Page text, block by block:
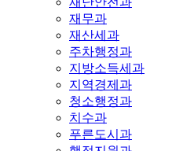
재무과
재산세과
주차행정과
지방소득세과
지역경제과
청소행정과
치수과
푸른도시과